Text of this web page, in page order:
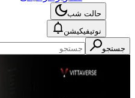
حالت شب
نوتیفیکیشن
جستجو